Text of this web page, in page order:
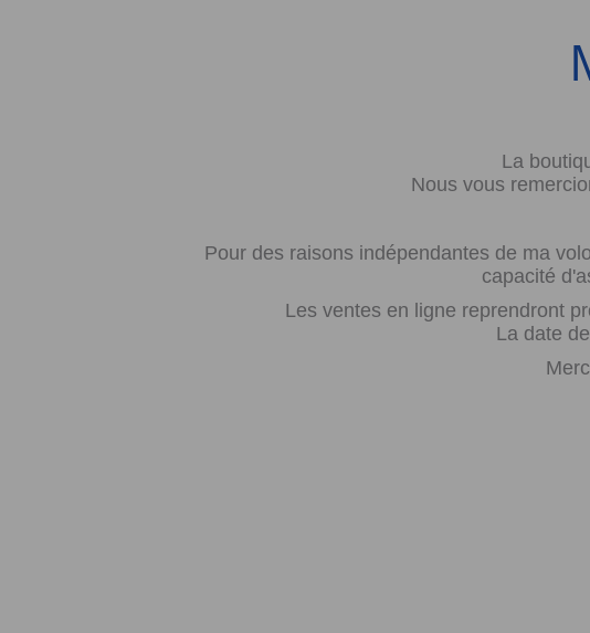
La
Nous vous
Pour des raisons indépendantes de ma
capacité
Les ventes en ligne reprendront
La date